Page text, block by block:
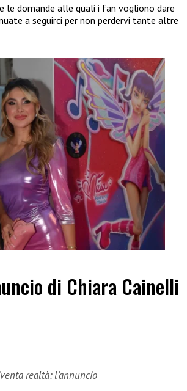
le domande alle quali i fan vogliono dare
a seguirci per non perdervi tante altre
di Chiara Cainelli
realtà: l’annuncio